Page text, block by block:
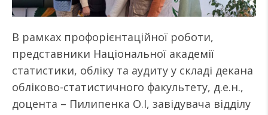
В рамках профорієнтаційної роботи,
представники Національної академії
статистики, обліку та аудиту у складі декана
обліково-статистичного факультету, д.е.н.,
доцента – Пилипенка О.І, завідувача відділу